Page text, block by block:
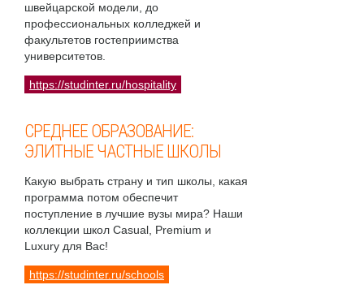
швейцарской модели, до
профессиональных колледжей и
факультетов гостеприимства
университетов.
https://studinter.ru/hospitality
СРЕДНЕЕ ОБРАЗОВАНИЕ:
ЭЛИТНЫЕ ЧАСТНЫЕ ШКОЛЫ
Какую выбрать страну и тип школы, какая
программа потом обеспечит
поступление в лучшие вузы мира? Наши
коллекции школ Casual, Premium и
Luxury для Вас!
https://studinter.ru/schools